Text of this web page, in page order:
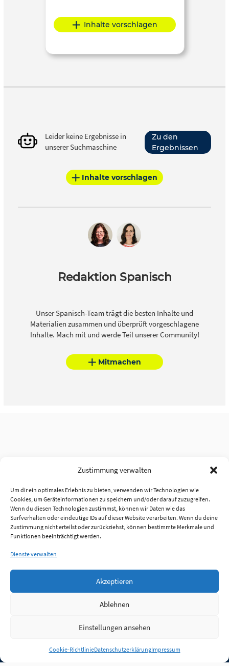
Zustimmung verwalten
Um dir ein optimales Erlebnis zu bieten, verwenden wir Technologien wie
Cookies, um Geräteinformationen zu speichern und/oder darauf zuzugreifen.
Wenn du diesen Technologien zustimmst, können wir Daten wie das
Surfverhalten oder eindeutige IDs auf dieser Website verarbeiten. Wenn du deine
Zustimmung nicht erteilst oder zurückziehst, können bestimmte Merkmale und
Funktionen beeinträchtigt werden.
Dienste verwalten
Akzeptieren
Ablehnen
Einstellungen ansehen
Cookie-RichtlinieDatenschutzerklärungImpressum
Inhalte vorschlagen
Leider keine Ergebnisse in
unserer Suchmaschine
Zu den
Ergebnissen
Inhalte vorschlagen
Redaktion Spanisch
Unser Spanisch-Team trägt die besten Inhalte und
Materialien zusammen und überprüft vorgeschlagene
Inhalte. Mach mit und werde Teil unserer Community!
Mitmachen
Anmelden
Jobs Partner FAQ Quellen